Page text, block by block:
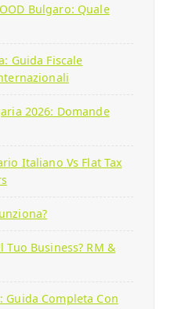
Bulgaro: Quale
Guida Fiscale
2026: Domande
Italiano Vs Flat Tax
Tuo Business? RM &
Guida Completa Con